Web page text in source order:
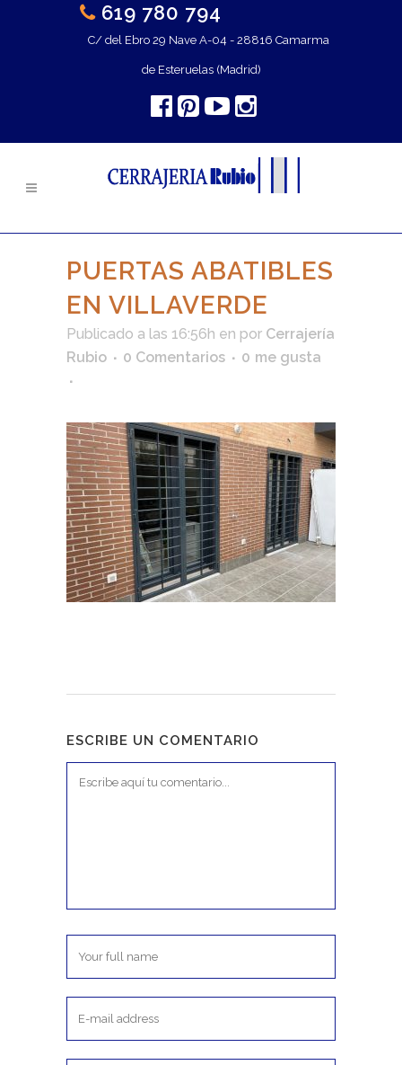
619 780 794
C/ del Ebro 29 Nave A-04 - 28816 Camarma
de Esteruelas (Madrid)
PUERTAS ABATIBLES
EN VILLAVERDE
Publicado a las 16:56h en por Cerrajería
Rubio
0 Comentarios 0 me gusta
ESCRIBE UN COMENTARIO